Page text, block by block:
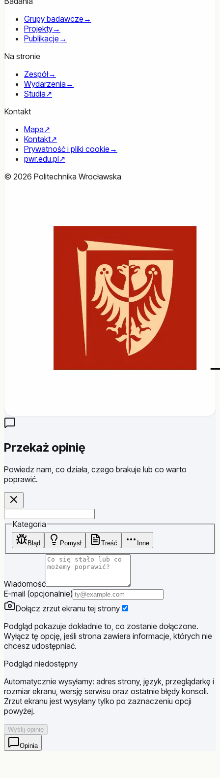
Grupy badawcze →
Projekty→
Publikacje →
Na stronie
Zespół→
Wydarzenia →
Studia↗
Kontakt
Mapa↗
Kontakt↗
Prywatność i pliki cookie →
pwr.edu.pl↗
© 2026 Politechnika Wrocławska
Przekaż opinię
Powiedz nam, co działa, czego brakuje lub co warto
poprawić.
Kategoria
Błąd Pomysł Treść Inne
Wiadomość
E-mail (opcjonalnie)
Dołącz zrzut ekranu tej strony
Podgląd pokazuje dokładnie to, co zostanie dołączone.
Wyłącz tę opcję, jeśli strona zawiera informacje, których nie
chcesz udostępniać.
Podgląd niedostępny
Automatycznie wysyłamy: adres strony, język, przeglądarkę i
rozmiar ekranu, wersję serwisu oraz ostatnie błędy konsoli.
Zrzut ekranu jest wysyłany tylko po zaznaczeniu opcji
powyżej.
Wyślij opinię
Opinia